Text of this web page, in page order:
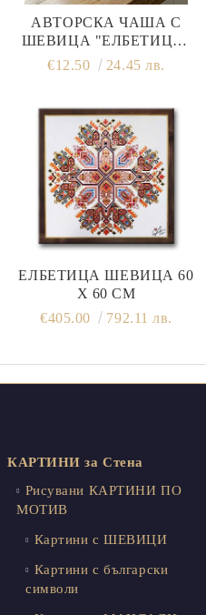
АВТОРСКА ЧАША С
ШЕВИЦА "ЕЛБЕТИЦА"
(МОДЕЛ NO1) – ПРИНТ
€12.50 24.45 лв.
ЕЛБЕТИЦА ШЕВИЦА 60
Х 60 СМ
€405.00
792.11 лв.
КАРТИНИ за Стена
Рисувани КАРТИНИ ПО
МОТИВ
Картини с ШЕВИЦИ
Картини с български
символи